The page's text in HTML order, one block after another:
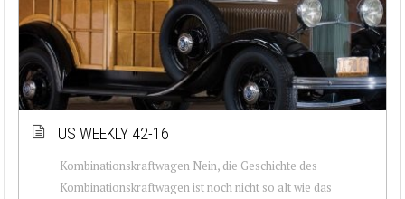
US WEEKLY 42-16
Kombinationskraftwagen Nein, die Geschichte des
Kombinationskraftwagen ist noch nicht so alt wie das